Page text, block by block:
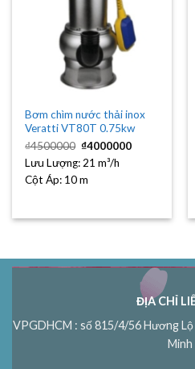
Bơm chìm nước thải inox
Veratti VT80T 0.75kw
₫4500000 Giá
gốc
là:
₫4000000Giá
hiện
Lưu Lượng:21 m³/h
Cột Áp: 10 m
ĐỊA CHỈ
VPGDHCM : số 815/4/56 Hương
Minh